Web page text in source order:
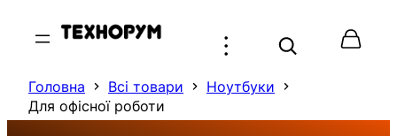
Головна Всі товари
Ноутбуки
Для офісної роботи